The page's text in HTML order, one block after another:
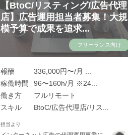
【BtoC/リスティング/広告代理
店】広告運用担当者募集！大規
模予算で成果を追求...
フリーランス向け
報酬
336,000円〜/月 ...
稼働時間
96〜160h/月 ※24...
働き方
フルリモート
スキル
BtoC/広告代理店/リス...
担当より